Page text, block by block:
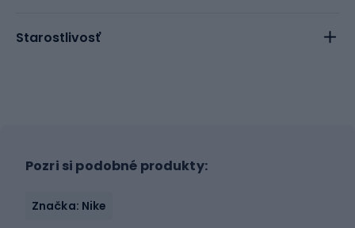
Starostlivosť
Pozri si podobné produkty:
Značka: Nike